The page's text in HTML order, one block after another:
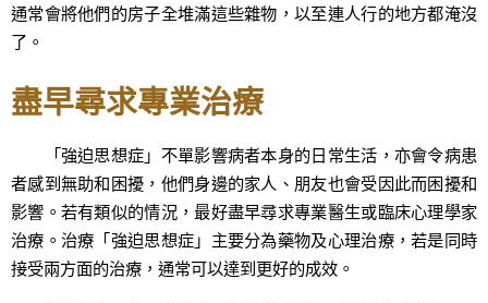
通常會將他們的房子全堆滿這些雜物，以至連人行的地方都淹沒
了。
盡早尋求專業治療
「強迫思想症」不單影響病者本身的日常生活，亦會令病患
者感到無助和困擾，他們身邊的家人、朋友也會受因此而困擾和
影響。若有類似的情況，最好盡早尋求專業醫生或臨床心理學家
治療。治療「強迫思想症」主要分為藥物及心理治療，若是同時
接受兩方面的治療，通常可以達到更好的成效。